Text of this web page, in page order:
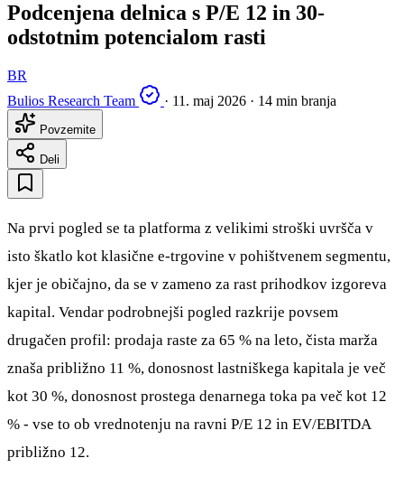
Podcenjena delnica s P/E 12 in 30-
odstotnim potencialom rasti
BR
Bulios Research Team
· 11. maj 2026 · 14 min branja
Povzemite
Deli
Na prvi pogled se ta platforma z velikimi stroški uvršča v
isto škatlo kot klasične e-trgovine v pohištvenem segmentu,
kjer je običajno, da se v zameno za rast prihodkov izgoreva
kapital. Vendar podrobnejši pogled razkrije povsem
drugačen profil: prodaja raste za 65 % na leto, čista marža
znaša približno 11 %, donosnost lastniškega kapitala je več
kot 30 %, donosnost prostega denarnega toka pa več kot 12
% - vse to ob vrednotenju na ravni P/E 12 in EV/EBITDA
približno 12.